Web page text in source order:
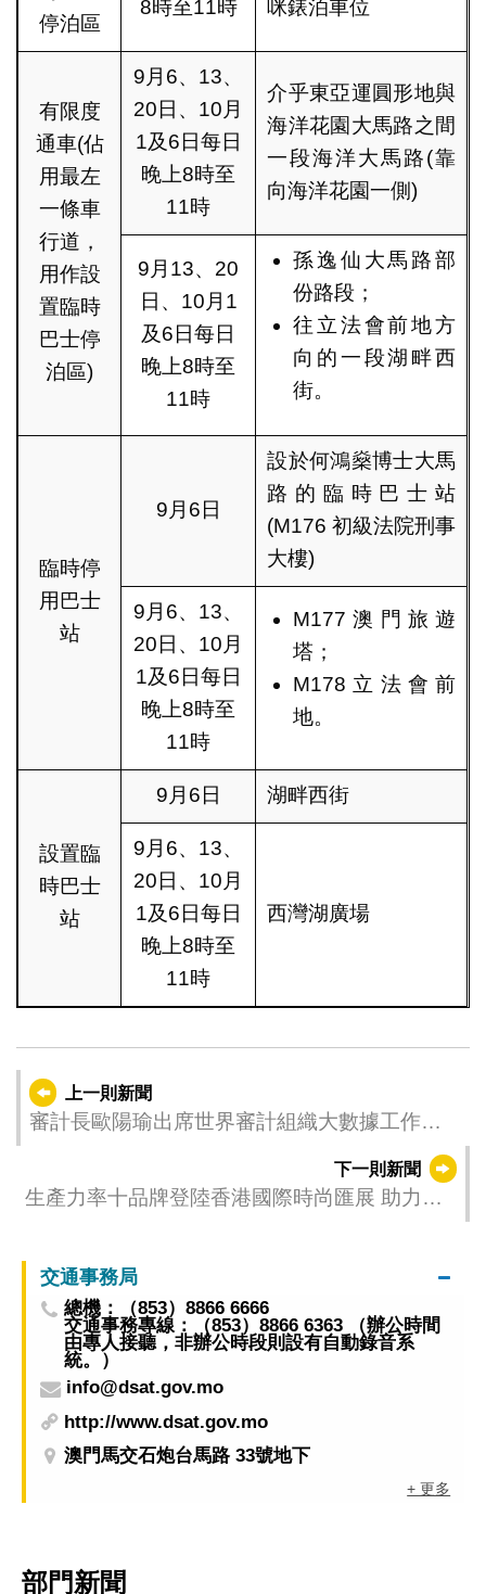
停泊區
8時至11時 咪錶泊車位
有限度
通車(佔
用最左
一條車
行道，
用作設
置臨時
巴士停
泊區)
9月6、13、
20日、10月
1及6日每日
晚上8時至
11時
介乎東亞運圓形地與
海洋花園大馬路之間
一段海洋大馬路(靠
向海洋花園一側)
9月13、20
日、10月1
及6日每日
晚上8時至
11時
孫逸仙大馬路部
份路段；
往立法會前地方
向的一段湖畔西
街。
臨時停
用巴士
站
9月6日
設於何鴻燊博士大馬
路的臨時巴士站
(M176 初級法院刑事
大樓)
9月6、13、
20日、10月
1及6日每日
晚上8時至
11時
M177澳門旅遊
塔；
M178立法會前
地。
設置臨
時巴士
站
9月6日 湖畔西街
9月6、13、
20日、10月
1及6日每日
晚上8時至
11時
西灣湖廣場
上一則新聞
審計長歐陽瑜出席世界審計組織大數據工作組
下一則新聞
生產力率十品牌登陸香港國際時尚匯展 助力澳
交通事務局
總機：（853）8866 6666
交通事務專線：（853）8866 6363 （辦公時間
由專人接聽，非辦公時段則設有自動錄音系
統。）
info@dsat.gov.mo
http://www.dsat.gov.mo
澳門馬交石炮台馬路 33號地下
+ 更多
部門新聞